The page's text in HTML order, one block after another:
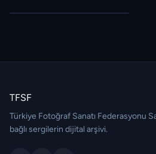
TFSF
Türkiye Fotoğraf Sanatı Federasyonu
bağlı sergilerin dijital arşivi.